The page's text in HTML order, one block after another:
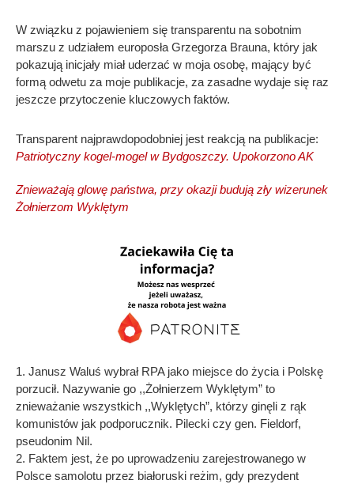
W związku z pojawieniem się transparentu na sobotnim
marszu z udziałem europosła Grzegorza Brauna, który jak
pokazują inicjały miał uderzać w moja osobę, mający być
formą odwetu za moje publikacje, za zasadne wydaje się raz
jeszcze przytoczenie kluczowych faktów.
Transparent najprawdopodobniej jest reakcją na publikacje:
Patriotyczny kogel-mogel w Bydgoszczy. Upokorzono AK
Znieważają glowę państwa, przy okazji budują zły wizerunek
Żołnierzom Wyklętym
1. Janusz Waluś wybrał RPA jako miejsce do życia i Polskę
porzucił. Nazywanie go ,,Żołnierzem Wyklętym” to
znieważanie wszystkich ,,Wyklętych”, którzy ginęli z rąk
komunistów jak podporucznik. Pilecki czy gen. Fieldorf,
pseudonim Nil.
2. Faktem jest, że po uprowadzeniu zarejestrowanego w
Polsce samolotu przez białoruski reżim, gdy prezydent